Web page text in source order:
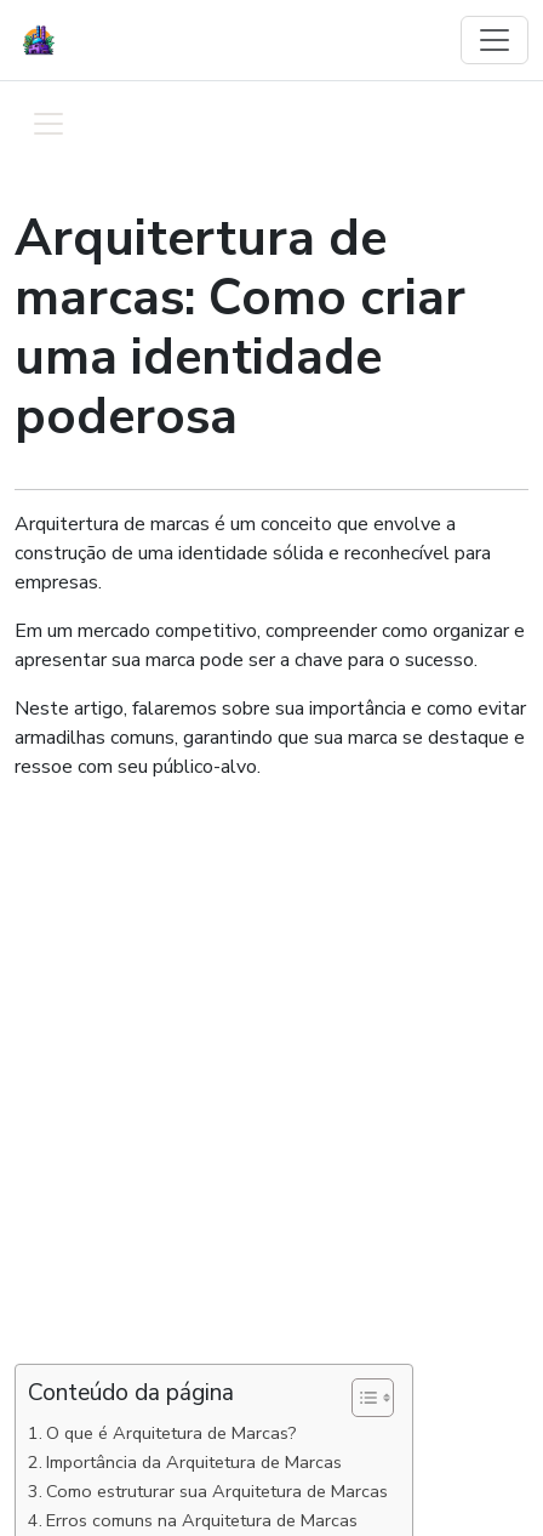
Arquitertura de
marcas: Como criar
uma identidade
poderosa
Arquitertura de marcas é um conceito que envolve a
construção de uma identidade sólida e reconhecível para
empresas.
Em um mercado competitivo, compreender como organizar e
apresentar sua marca pode ser a chave para o sucesso.
Neste artigo, falaremos sobre sua importância e como evitar
armadilhas comuns, garantindo que sua marca se destaque e
ressoe com seu público-alvo.
Conteúdo da página
O que é Arquitetura de Marcas?
Importância da Arquitetura de Marcas
Como estruturar sua Arquitetura de Marcas
Erros comuns na Arquitetura de Marcas